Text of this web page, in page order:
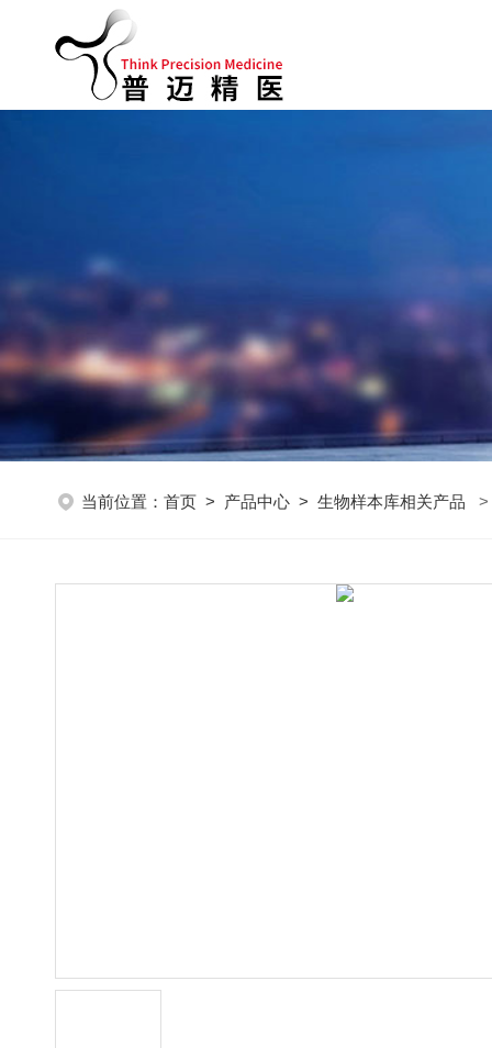
当前位置： 首页 > 产品中心 > 生物样本库相关产品